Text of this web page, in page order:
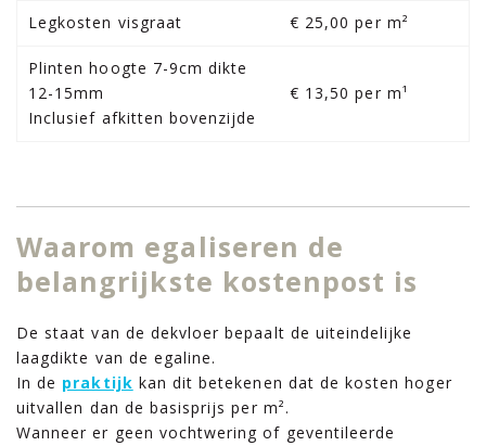
Legkosten visgraat € 25,00 per m²
Plinten hoogte 7-9cm dikte
12-15mm
Inclusief afkitten bovenzijde
€ 13,50 per m¹
Waarom egaliseren de
belangrijkste kostenpost is
De staat van de dekvloer bepaalt de uiteindelijke
laagdikte van de egaline.
In de praktijk kan dit betekenen dat de kosten hoger
uitvallen dan de basisprijs per m².
Wanneer er geen vochtwering of geventileerde